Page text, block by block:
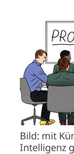
Bild: mit
Intelligenz